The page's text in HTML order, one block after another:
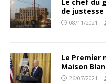
de
08/11/2021
Le Premier
Maison
26/07/2021